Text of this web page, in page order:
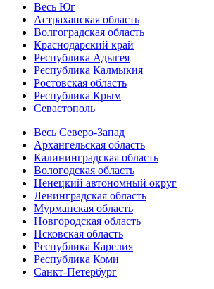
Весь Юг
Астраханская область
Волгоградская область
Краснодарский край
Республика Адыгея
Республика Калмыкия
Ростовская область
Республика Крым
Севастополь
Весь Северо-Запад
Архангельская область
Калининградская область
Вологодская область
Ненецкий автономный округ
Ленинградская область
Мурманская область
Новгородская область
Псковская область
Республика Карелия
Республика Коми
Санкт-Петербург